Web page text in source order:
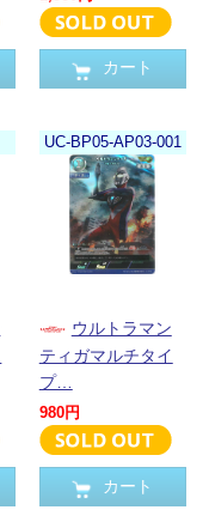
カート
UC-BP05-AP03-001
ウルトラマン
ティガマルチタイ
プ…
980円
カート